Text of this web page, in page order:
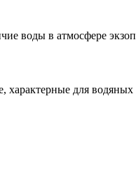
воды в атмосфере
для водяных